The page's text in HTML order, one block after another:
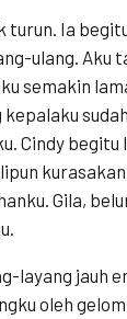
turun. Ia
ulang. Aku
semakin
Cindy begitu
Gila,
layang jauh
oleh